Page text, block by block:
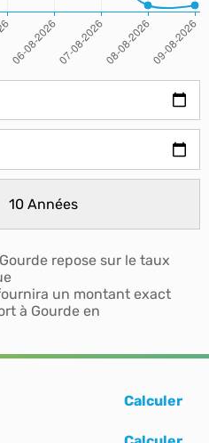
repose sur le taux
un montant exact
à Gourde en
Calculer